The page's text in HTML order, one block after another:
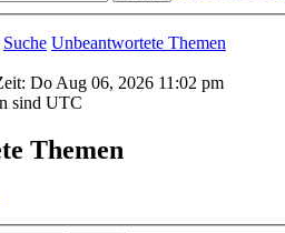
Suche Unbeantwortete Themen
Do Aug 06, 2026 11:02 pm
sind UTC
Themen